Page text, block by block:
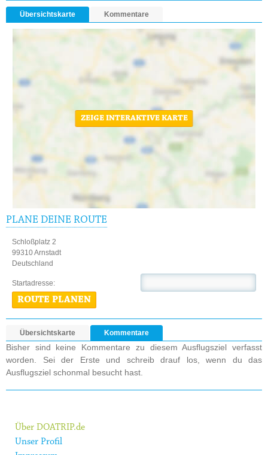
Übersichtskarte Kommentare
ZEIGE INTERAKTIVE KARTE
PLANE DEINE ROUTE
Schloßplatz 2
99310 Arnstadt
Deutschland
Startadresse:
ROUTE PLANEN
Übersichtskarte Kommentare
Bisher sind keine Kommentare zu diesem Ausflugsziel verfasst
worden. Sei der Erste und schreib drauf los, wenn du das
Ausflugsziel schonmal besucht hast.
Über DOATRIP.de
Unser Profil